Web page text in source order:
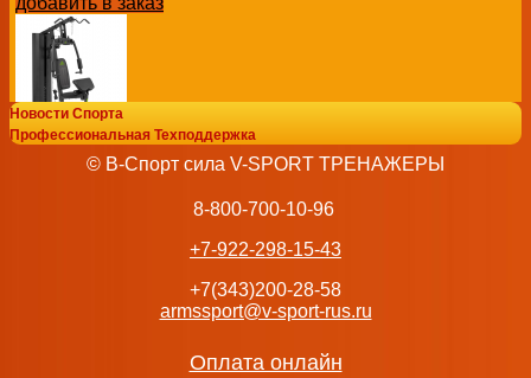
Силовая станция Adidas ADBE-10250
руб.
Новости Спорта
Профессиональная Техподдержка
© В-Спорт сила V-SPORT ТРЕНАЖЕРЫ
8-800-700-10-96
+7-922-298-15-43
+7(343)200-28-58
armssport@v-sport-rus.ru
Оплата онлайн